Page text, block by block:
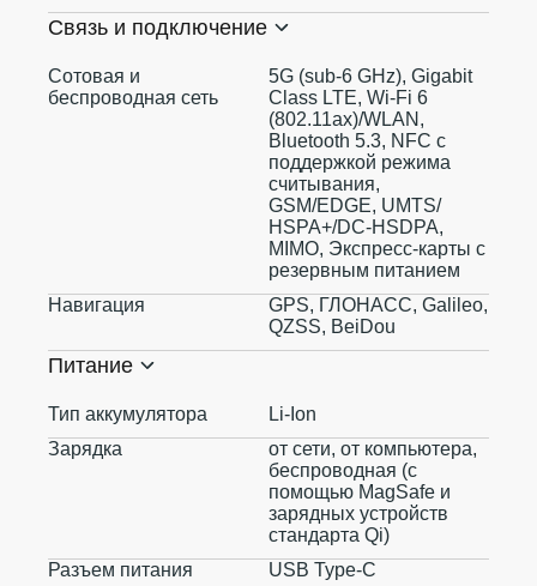
Связь и подключение
Сотовая и
беспроводная сеть
5G (sub‑6 GHz), Gigabit
Class LTE, Wi‑Fi 6
(802.11ax)/WLAN,
Bluetooth 5.3, NFC с
поддержкой режима
считывания,
GSM/EDGE, UMTS/​
HSPA+/​DC-HSDPA,
MIMO, Экспресс‑карты с
резервным питанием
Навигация
GPS, ГЛОНАСС, Galileo,
QZSS, BeiDou
Питание
Тип аккумулятора
Li-Ion
Зарядка
от сети, от компьютера,
беспроводная (с
помощью MagSafe и
зарядных устройств
стандарта Qi)
Разъем питания
USB Type-C